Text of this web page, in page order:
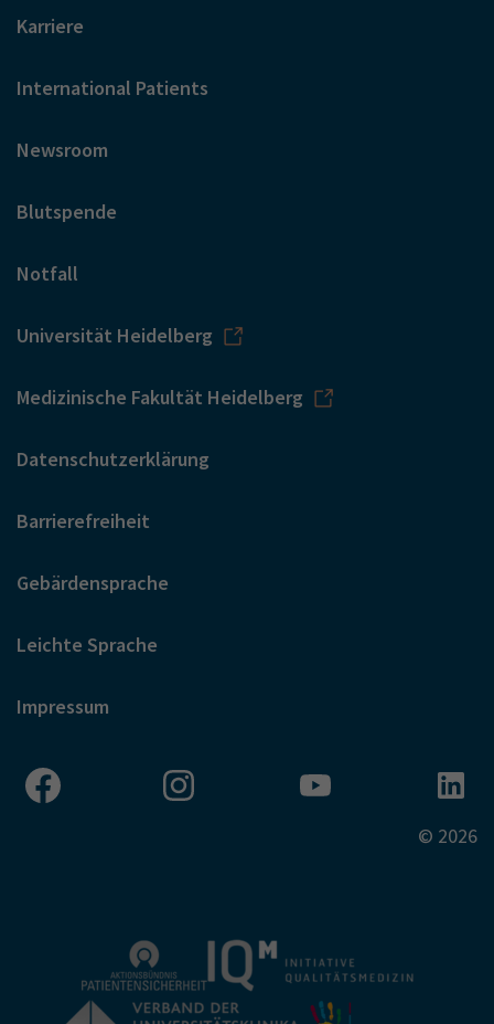
Karriere
International Patients
Newsroom
Blutspende
Notfall
Universität Heidelberg
Medizinische Fakultät Heidelberg
Datenschutzerklärung
Barrierefreiheit
Gebärdensprache
Leichte Sprache
Impressum
© 2026